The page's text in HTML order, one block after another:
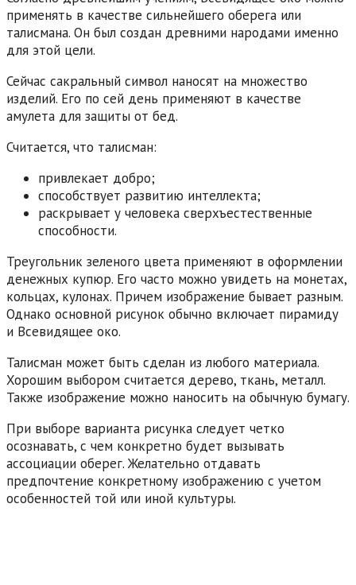
применять в качестве сильнейшего оберега или
талисмана. Он был создан древними народами именно
для этой цели.
Сейчас сакральный символ наносят на множество
изделий. Его по сей день применяют в качестве
амулета для защиты от бед.
Считается, что талисман:
привлекает добро;
способствует развитию интеллекта;
раскрывает у человека сверхъестественные
способности.
Треугольник зеленого цвета применяют в оформлении
денежных купюр. Его часто можно увидеть на монетах,
кольцах, кулонах. Причем изображение бывает разным.
Однако основной рисунок обычно включает пирамиду
и Всевидящее око.
Талисман может быть сделан из любого материала.
Хорошим выбором считается дерево, ткань, металл.
Также изображение можно наносить на обычную бумагу.
При выборе варианта рисунка следует четко
осознавать, с чем конкретно будет вызывать
ассоциации оберег. Желательно отдавать
предпочтение конкретному изображению с учетом
особенностей той или иной культуры.